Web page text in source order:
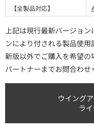
【全製品対応】
上記は現行最新バージョン
ンにより付される製品使
新版以外でご購入を希望
パートナーまでお問合わせ
ウイング
ラ